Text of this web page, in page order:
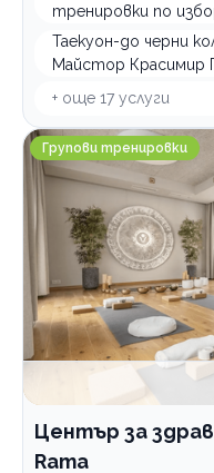
тренировки по
Таекуон-до черни
Майстор Красимир
+ още 17 услуги
Център за
Групови тренировки
Център за
Rama